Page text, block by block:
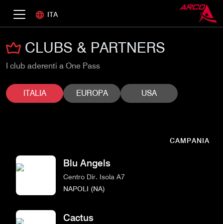
ITA
CLUBS & PARTNERS
I club aderenti a One Pass
ITALIA EUROPA USA
CAMPANIA
Blu Angels
Centro Dir. Isola A7
NAPOLI (NA)
Cactus